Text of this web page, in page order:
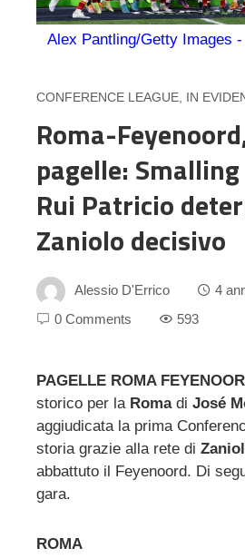
Alex Pantling/Getty Images -
CONFERENCE LEAGUE, IN
Roma-
pagelle:
Rui Patricio
Zaniolo decisivo
Alessio D'Errico
4
0 Comments
593
PAGELLE ROMA
storico per la Romadi José
aggiudicata la prima
storia grazie alla rete di
abbattuto il Feyenoord. Di
gara.
ROMA